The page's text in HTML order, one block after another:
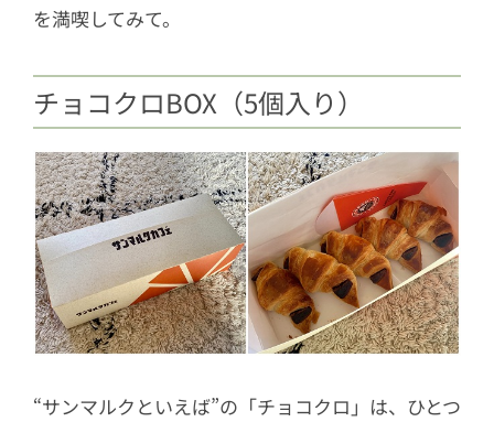
を満喫してみて。
チョコクロBOX（5個入り）
“サンマルクといえば”の「チョコクロ」は、ひとつ